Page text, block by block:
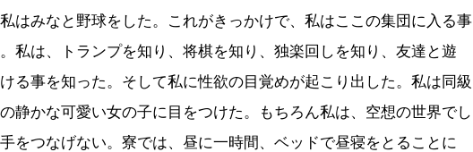
はみなと野球をした。これがきっかけで、私はここの集団に入る事
私は、トランプを知り、将棋を知り、独楽回しを知り、友達と遊
る事を知った。そして私に性欲の目覚めが起こり出した。私は同級
静かな可愛い女の子に目をつけた。もちろん私は、空想の世界でし
をつなげない。寮では、昼に一時間、ベッドで昼寝をとることに